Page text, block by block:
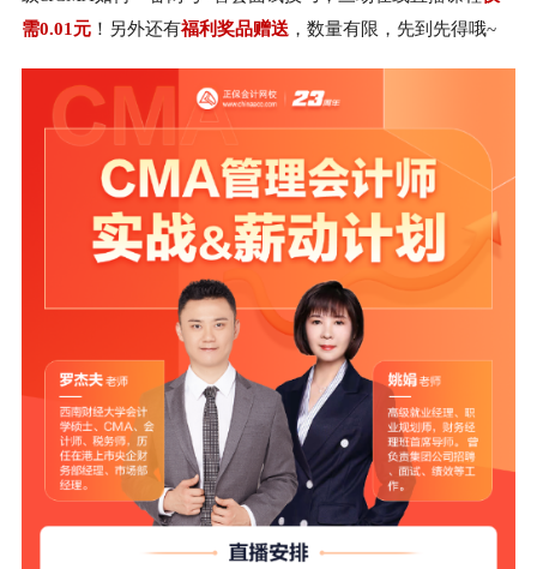
需0.01元！另外还有福利奖品赠送 ，数量有限，先到先得哦~